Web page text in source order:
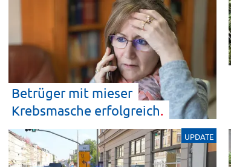
Betrüger mit mieser
Krebsmasche erfolgreich
UPDATE